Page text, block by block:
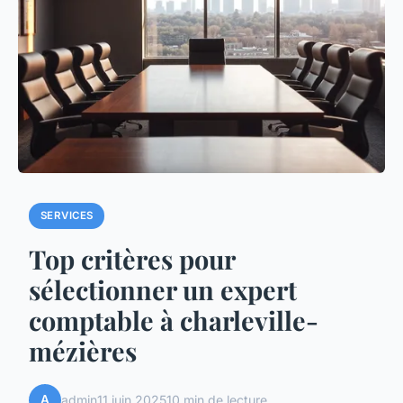
SERVICES
Top critères pour
sélectionner un expert
comptable à charleville-
mézières
A